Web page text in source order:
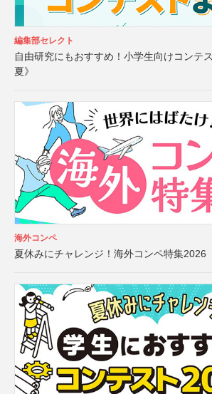
編集部セレクト
自由研究にもおすすめ！小学生向けコンテ
夏》
海外コンペ
夏休みにチャレンジ！海外コンペ特集2026